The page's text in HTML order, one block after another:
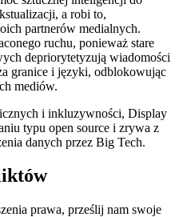
a robi to,
partnerów medialnych.
ruchu, ponieważ stare
depriorytetyzują wiadomości
granice i języki, odblokowując
mediów.
i inkluzywności, Display
typu open source i zrywa z
danych przez Big Tech.
prawa, prześlij nam swoje